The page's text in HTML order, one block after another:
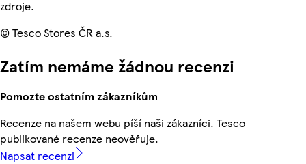
zdroje.
© Tesco Stores ČR a.s.
Zatím nemáme žádnou recenzi
Pomozte ostatním zákazníkům
Recenze na našem webu píší naši zákazníci. Tesco
publikované recenze neověřuje.
Napsat recenzi